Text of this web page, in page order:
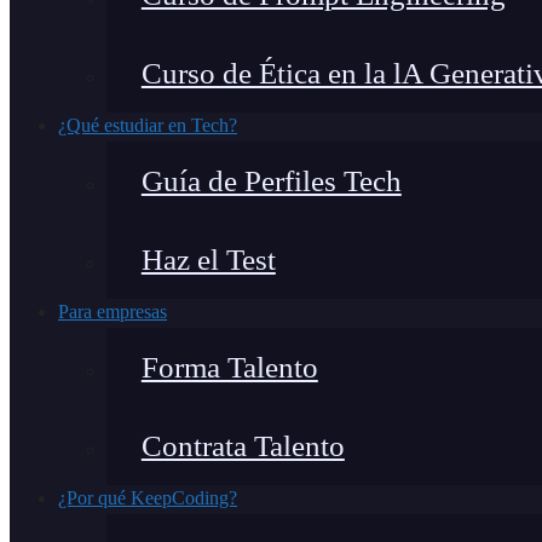
Curso de Ética en la lA
¿Qué estudiar en Tech?
Guía de Perfiles Tech
Haz el Test
Para empresas
Forma Talento
Contrata Talento
¿Por qué KeepCoding?